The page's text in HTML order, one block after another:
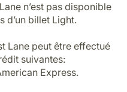
n’est pas disponible
d’un billet Light.
Lane peut être effectué
suivantes:
Express.